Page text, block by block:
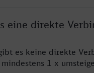
eine direkte
es keine direkte
1 x